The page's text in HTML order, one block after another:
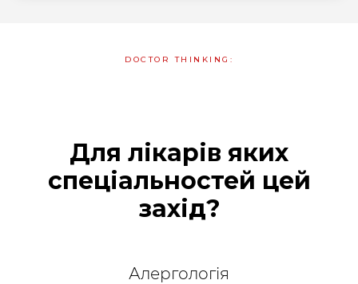
DOCTOR THINKING:
Для лікарів яких
спеціальностей цей
захід?
Алергологія